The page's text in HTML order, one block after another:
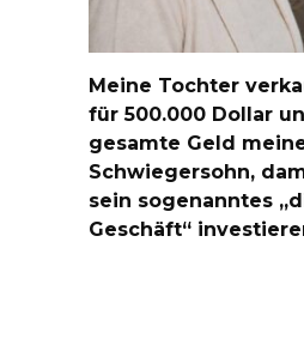
Meine Tochter
für 500.000 Dollar
gesamte Geld
Schwiegersohn,
sein sogenanntes
Geschäft“